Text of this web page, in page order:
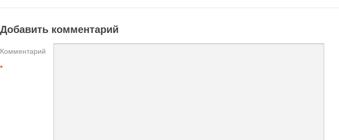
Добавить комментарий
Комментарий
*